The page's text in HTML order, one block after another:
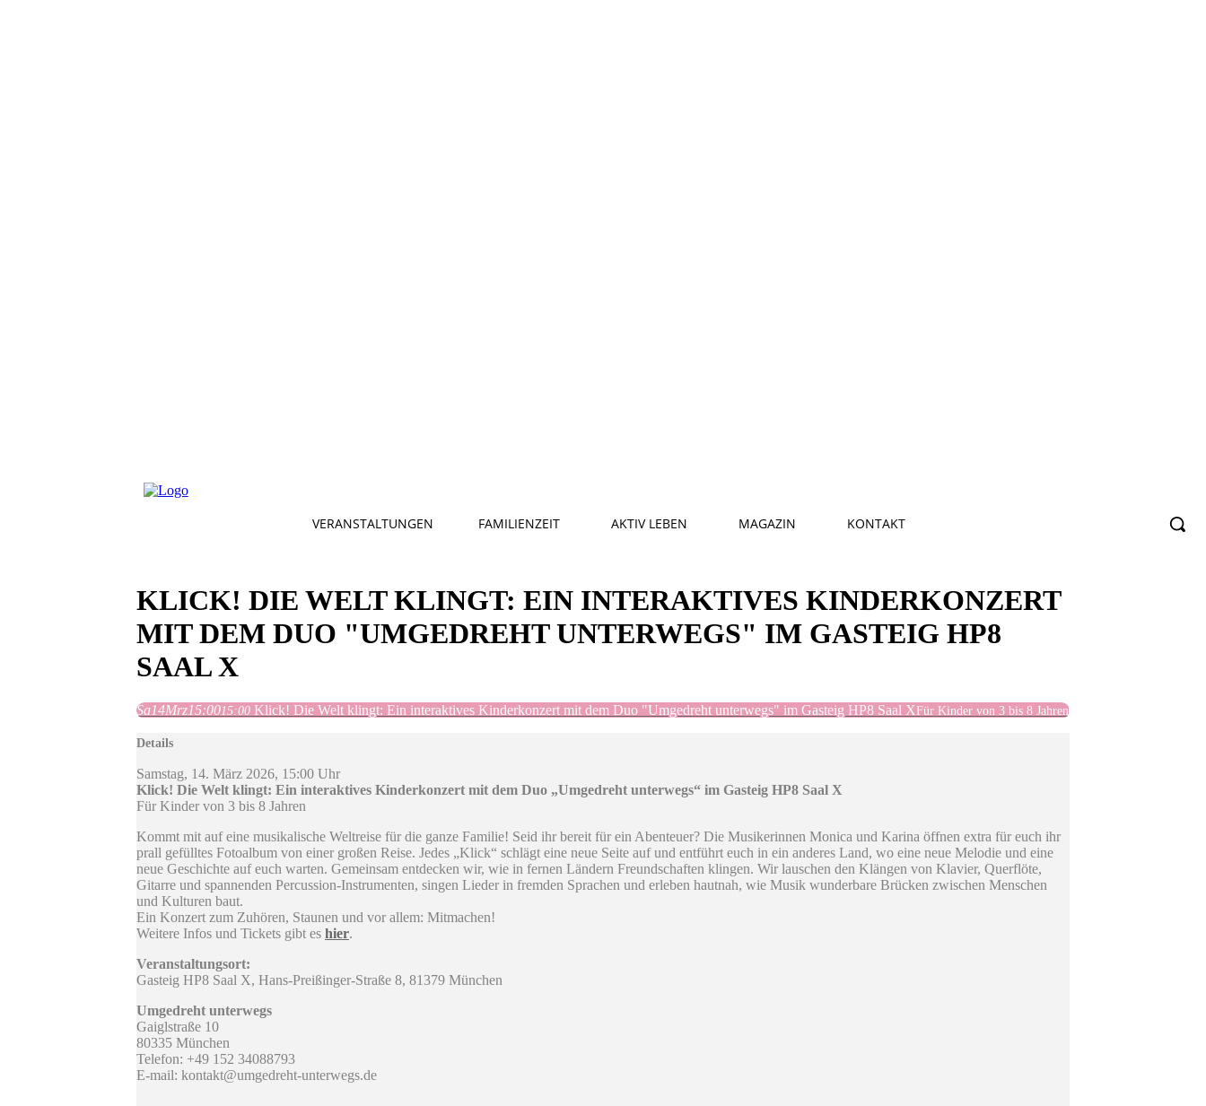
VERANSTALTUNGEN FAMILIENZEIT AKTIV LEBEN MAGAZIN KONTAKT
KLICK! DIE WELT KLINGT: EIN INTERAKTIVES KINDERKONZERT
MIT DEM DUO "UMGEDREHT UNTERWEGS" IM GASTEIG HP8
SAAL X
Sa14Mrz15:0015:00 Klick! Die Welt klingt: Ein interaktives Kinderkonzert mit dem Duo "Umgedreht unterwegs" im Gasteig HP8 Saal XFür Kinder von 3 bis 8 Jahren
Details
Samstag, 14. März 2026, 15:00 Uhr
Klick! Die Welt klingt: Ein interaktives Kinderkonzert mit dem Duo „Umgedreht unterwegs“ im Gasteig HP8 Saal X
Für Kinder von 3 bis 8 Jahren
​Kommt mit auf eine musikalische Weltreise für die ganze Familie! ​Seid ihr bereit für ein Abenteuer? Die Musikerinnen Monica und Karina öffnen extra für euch ihr
prall gefülltes Fotoalbum von einer großen Reise. Jedes „Klick“ schlägt eine neue Seite auf und entführt euch in ein anderes Land, wo eine neue Melodie und eine
neue Geschichte auf euch warten. Gemeinsam entdecken wir, wie in fernen Ländern Freundschaften klingen. Wir lauschen den Klängen von Klavier, Querflöte,
Gitarre und spannenden Percussion-Instrumenten, singen Lieder in fremden Sprachen und erleben hautnah, wie Musik wunderbare Brücken zwischen Menschen
und Kulturen baut.
​Ein Konzert zum Zuhören, Staunen und vor allem: Mitmachen!
Weitere Infos und Tickets gibt es hier.
Veranstaltungsort:
Gasteig HP8 Saal X, Hans-Preißinger-Straße 8, 81379 München
Umgedreht unterwegs
Gaiglstraße 10
80335 München
Telefon: +49 152 34088793
E-mail: kontakt@umgedreht-unterwegs.de